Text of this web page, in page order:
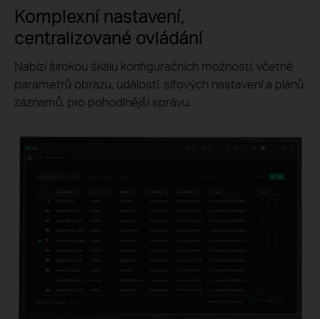
Komplexní nastavení,
centralizované ovládání
Nabízí širokou škálu konfiguračních možností, včetně
parametrů obrazu, událostí, síťových nastavení a plánů
záznamů, pro pohodlnější správu.